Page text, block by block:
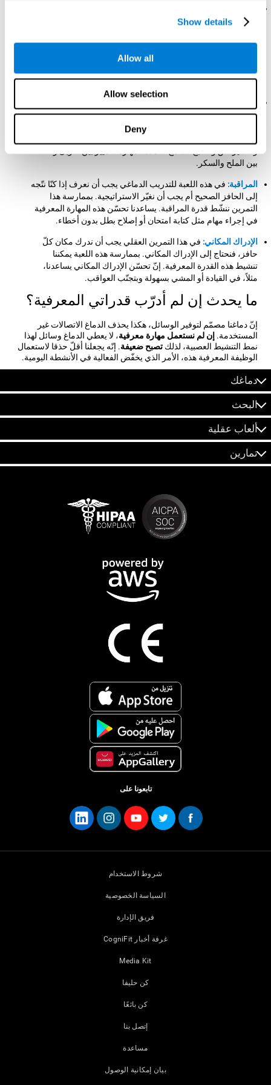
Show details
Allow all
Allow selection
Deny
الفأرة إلى كلّ حافز مطلوب بسرعة ودقّة. بممارسة هذه اللعبة
إنّ تحسّن هذه القدرة المعرفية مفيد لتحسّن حذقنا عند الأنشطة
اليدوية. مثلاً، عندما نكتب، أو نقود، ونمارس الرياضة وحتّى نفتح
لعبة. تسمح لنا هذه المهارة المعرفية إجراء مهمة منسقة بحسب
المعلومات البصرية.
لون كلّ حافز ومميزاته. بإجراء هذا التمرين باستمرار ننشّط ونقوّي
الإدراك البصري. يسمح تحسّن هذه المهارة المعرفية تخفيض
بين الملح والسكر.
المراقبة: في هذه اللعبة للتدريب الدماغي يجب أن نعرف إذا كنّا نتّجه
إلى الحافز الصحيح أم يجب أن نغيّر الاستراتيجية. بممارسة هذا
التمرين ننشّط قدرة المراقبة. يساعدنا تحسّن هذه المهارة المعرفية
في إجراء مهام مثل كتابة امتحان أو إصلاح بطل بدون أخطاء.
الإدراك المكاني: في هذا التمرين العقلي يجب أن ندرك مكان كلّ
حافز، فنحتاج إلى الإدراك المكاني. بممارسة هذه اللعبة يمكننا
تنشيط هذه القدرة المعرفية. إنّ تحسّن الإدراك المكاني يساعدنا،
مثلاً، في القيادة أو المشي بسهولة وبتجنّب العواقب.
ما يحدث إن لم أدرّب قدراتي المعرفية؟
إنّ دماغنا مصمّم لتوفير الوسائل، هكذا يحذف الدماغ الاتصالات غير
المستخدمة. إن لم نستعمل مهارة معرفية، لا يعطي الدماغ وسائل لهذا
نمط التنشيط العصبية، لذلكتصبح ضعيفة. إنّه يجعلنا أقلّ حذقا لاستعمال
الوظيفة المعرفية هذه، الأمر الذي يخفّض الفعالية في الأنشطة اليومية.
دماغك
البحث
ألعاب عقلية
تمارين
تابعونا على
شروط الاستخدام
السياسة الخصوصية
فريق الإدارة
غرفة أخبار CogniFit
Media Kit
كن حليفا
كن بائعًا
إتصل بنا
مساعدة
بيان إمكانية الوصول